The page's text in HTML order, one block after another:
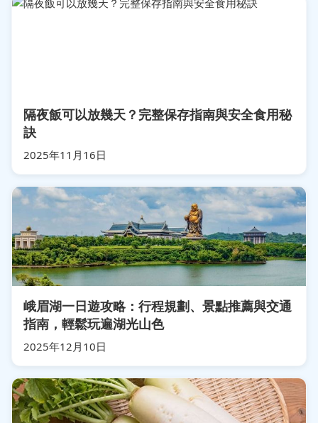
隔夜飯可以放幾天？完整保存指南與安全食用秘
訣
2025年11月16日
峨眉湖一日遊攻略：行程規劃、景點推薦與交通
指南，輕鬆玩遍湖光山色
2025年12月10日